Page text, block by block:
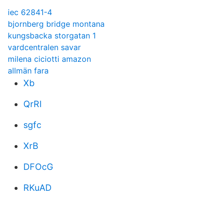
iec 62841-4
bjornberg bridge montana
kungsbacka storgatan 1
vardcentralen savar
milena ciciotti amazon
allmän fara
Xb
QrRI
sgfc
XrB
DFOcG
RKuAD